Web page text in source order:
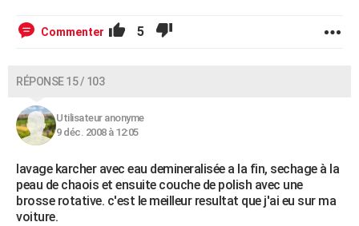
Commenter 5
RÉPONSE 15 / 103
Utilisateur anonyme
9 déc. 2008 à 12:05
lavage karcher avec eau demineralisée a la fin, sechage à la
peau de chaois et ensuite couche de polish avec une
brosse rotative. c'est le meilleur resultat que j'ai eu sur ma
voiture.